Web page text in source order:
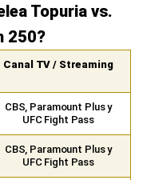
Topuria vs.
250?
Canal TV / Streaming
CBS, Paramount Plus y
UFC Fight Pass
CBS, Paramount Plus y
UFC Fight Pass